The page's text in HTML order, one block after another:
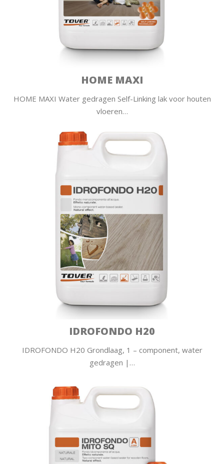
HOME MAXI
HOME MAXI Water gedragen Self-Linking lak voor houten
vloeren…
IDROFONDO H20
IDROFONDO H20 Grondlaag, 1 – component, water
gedragen |…